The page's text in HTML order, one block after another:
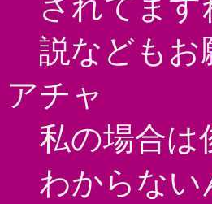
説などもお
アチャ
私の場合は
わからな